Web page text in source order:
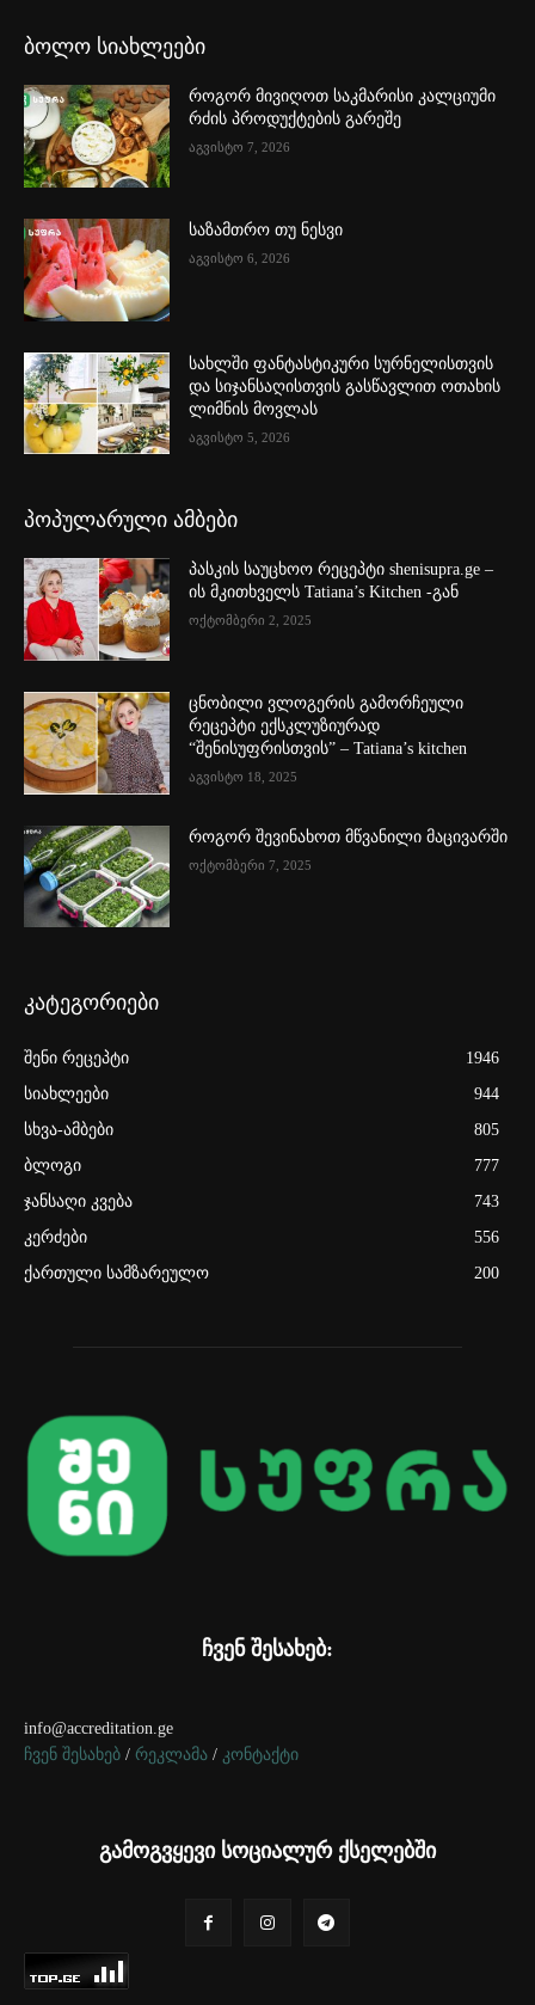
ბოლო სიახლეები
როგორ მივიღოთ საკმარისი კალციუმი
რძის პროდუქტების გარეშე
აგვისტო 7, 2026
საზამთრო თუ ნესვი
აგვისტო 6, 2026
სახლში ფანტასტიკური სურნელისთვის
და სიჯანსაღისთვის გასწავლით ოთახის
ლიმნის მოვლას
აგვისტო 5, 2026
პოპულარული ამბები
პასკის საუცხოო რეცეპტი shenisupra.ge –
ის მკითხველს Tatiana’s Kitchen -გან
ოქტომბერი 2, 2025
ცნობილი ვლოგერის გამორჩეული
რეცეპტი ექსკლუზიურად
“შენისუფრისთვის” – Tatiana’s kitchen
აგვისტო 18, 2025
როგორ შევინახოთ მწვანილი მაცივარში
ოქტომბერი 7, 2025
კატეგორიები
შენი რეცეპტი
1946
სიახლეები
944
სხვა-ამბები
805
ბლოგი
777
ჯანსაღი კვება
743
კერძები
556
ქართული სამზარეულო
200
ჩვენ შესახებ:
info@accreditation.ge
ჩვენ შესახებ / რეკლამა / კონტაქტი
გამოგვყევი სოციალურ ქსელებში